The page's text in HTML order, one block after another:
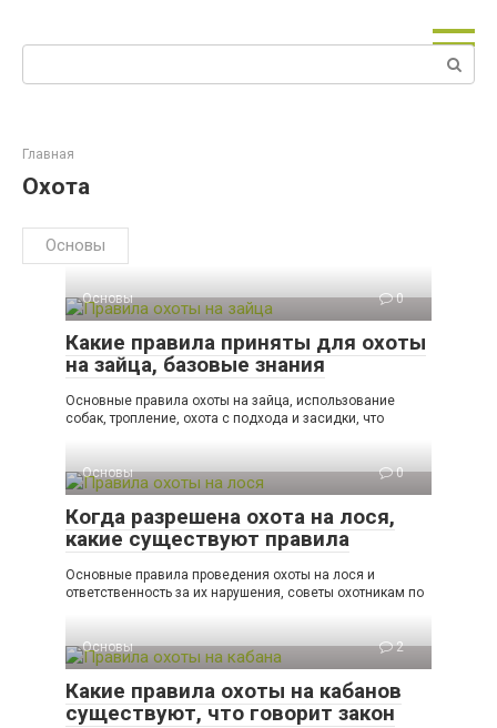
Главная
Охота
Основы
Основы 0
Какие правила приняты для охоты
на зайца, базовые знания
Основные правила охоты на зайца, использование
собак, тропление, охота с подхода и засидки, что
Основы 0
Когда разрешена охота на лося,
какие существуют правила
Основные правила проведения охоты на лося и
ответственность за их нарушения, советы охотникам по
Основы 2
Какие правила охоты на кабанов
существуют, что говорит закон